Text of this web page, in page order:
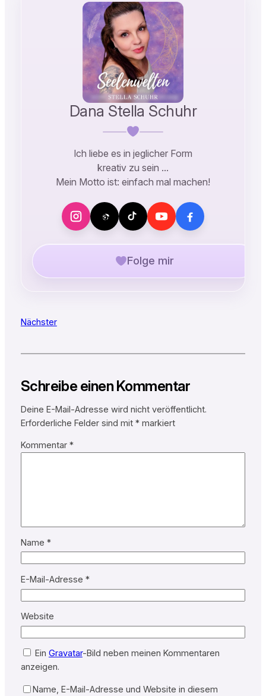
Dana Stella Schuhr
Ich liebe es in jeglicher Form
kreativ zu sein …
Mein Motto ist: einfach mal machen!
Folge mir
Nächster
Schreibe einen Kommentar
Deine E-Mail-Adresse wird nicht veröffentlicht.
Erforderliche Felder sind mit *markiert
Kommentar *
Name *
E-Mail-Adresse *
Website
Ein Gravatar-Bild neben meinen Kommentaren
anzeigen.
Name, E-Mail-Adresse und Website in diesem